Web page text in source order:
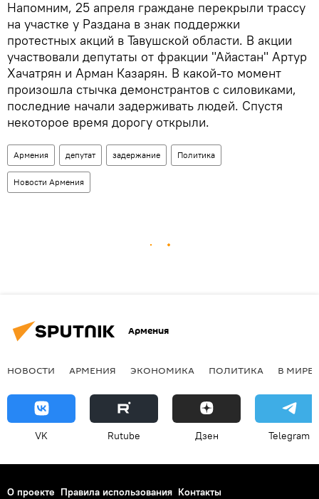
Напомним, 25 апреля граждане перекрыли трассу
на участке у Раздана в знак поддержки
протестных акций в Тавушской области. В акции
участвовали депутаты от фракции "Айастан" Артур
Хачатрян и Арман Казарян. В какой-то момент
произошла стычка демонстрантов с силовиками,
последние начали задерживать людей. Спустя
некоторое время дорогу открыли.
Армения депутат задержание Политика
Новости Армения
Армения
НОВОСТИ АРМЕНИЯ ЭКОНОМИКА ПОЛИТИКА В МИРЕ
VK Rutube Дзен Telegram
О проекте Правила использования Контакты